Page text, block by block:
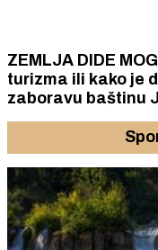
ZEMLJA DIDE
turizma ili kako je don Stipe Perkov oteo
zaboravu baštinu